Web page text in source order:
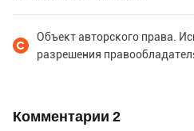
Объект авторского права.
разрешения
Комментарии 2